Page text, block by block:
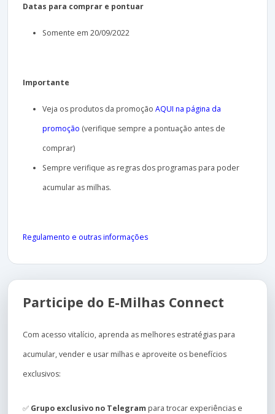
Datas para comprar e pontuar
Somente em 20/09/2022
Importante
Veja os produtos da promoção AQUI na página da
promoção (verifique sempre a pontuação antes de
comprar)
Sempre verifique as regras dos programas para poder
acumular as milhas.
Regulamento e outras informações
Participe do E-Milhas Connect
Com acesso vitalício, aprenda as melhores estratégias para
acumular, vender e usar milhas e aproveite os benefícios
exclusivos:
✅ Grupo exclusivo no Telegram para trocar experiências e